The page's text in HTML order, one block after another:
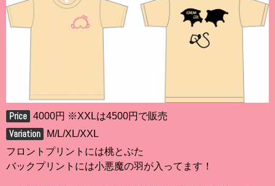
4000円 ※XXLは4500円で販売
M/L/XL/XXL
フロントプリントには桃とぶた
バックプリントには小悪魔の羽が入ってます！